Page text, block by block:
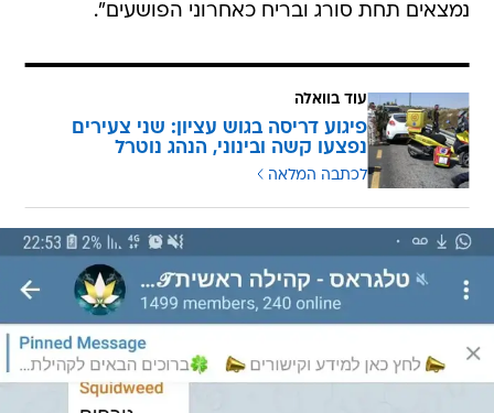
נמצאים תחת סורג ובריח כאחרוני הפושעים".
עוד בוואלה
פיגוע דריסה בגוש עציון: שני צעירים
נפצעו קשה ובינוני, הנהג נוטרל
לכתבה המלאה